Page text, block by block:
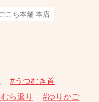
こち本舗 本店
うつむき首
ら返り
ゆりかご